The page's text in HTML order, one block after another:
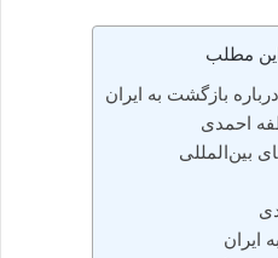
مطلب
بازگشت به ایران
احمدی
بین‌المللی
ایران